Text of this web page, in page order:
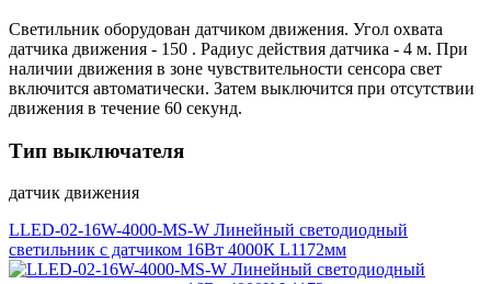
Светильник оборудован датчиком движения. Угол охвата
датчика движения - 150 . Радиус действия датчика - 4 м. При
наличии движения в зоне чувствительности сенсора свет
включится автоматически. Затем выключится при отсутствии
движения в течение 60 секунд.
Тип выключателя
датчик движения
LLED-02-16W-4000-MS-W Линейный светодиодный
светильник с датчиком 16Вт 4000К L1172мм